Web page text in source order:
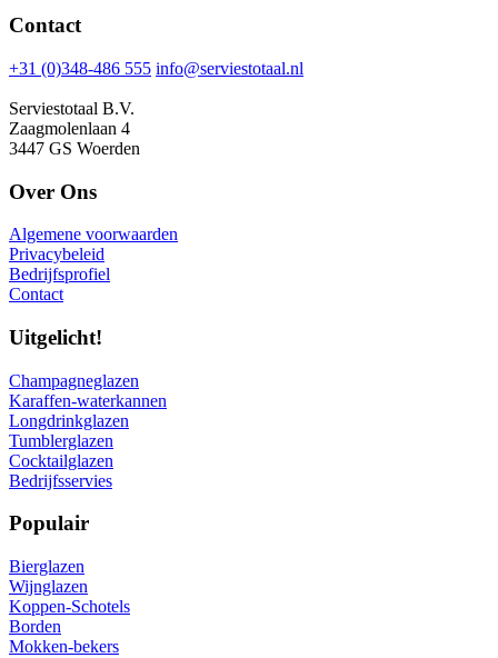
Contact
+31 (0)348-486 555 info@serviestotaal.nl
Serviestotaal B.V.
Zaagmolenlaan 4
3447 GS Woerden
Over Ons
Algemene voorwaarden
Privacybeleid
Bedrijfsprofiel
Contact
Uitgelicht!
Champagneglazen
Karaffen-waterkannen
Longdrinkglazen
Tumblerglazen
Cocktailglazen
Bedrijfsservies
Populair
Bierglazen
Wijnglazen
Koppen-Schotels
Borden
Mokken-bekers